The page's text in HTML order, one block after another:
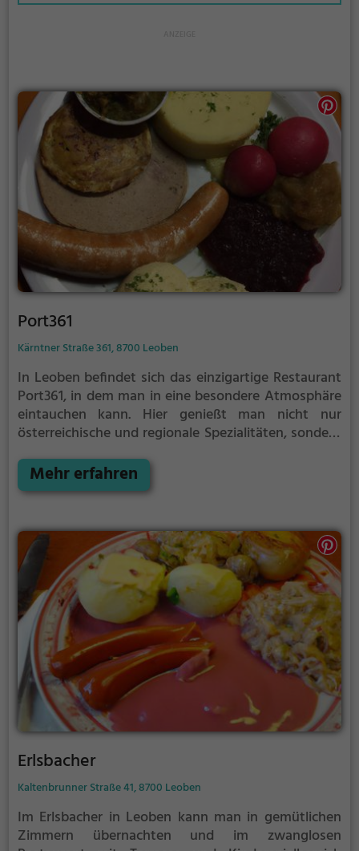
Port361
Kärntner Straße 361, 8700 Leoben
In Leoben befindet sich das einzigartige Restaurant
Port361, in dem man in eine besondere Atmosphäre
eintauchen kann. Hier genießt man nicht nur
österreichische und regionale Spezialitäten, sondern
Das Angebot reicht von europäischer bis hin zu
kontinentaler und gehobener Fusionsküche. Das
stets aufmerksam. Ob für ein gemütliches
Abendessen zu zweit oder einen festlichen Anlass -
im Port361 kommt garantiert jeder auf seine
kulinarischen Kosten.
Mehr erfahren
Erlsbacher
Kaltenbrunner Straße 41, 8700 Leoben
Im Erlsbacher in Leoben kann man in gemütlichen
Zimmern übernachten und im zwanglosen